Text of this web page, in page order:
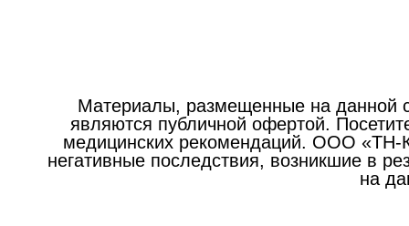
Материалы, размещенные на данной
являются публичной офертой.
медицинских рекомендаций. ООО «ТН-
негативные последствия, возникшие в
на